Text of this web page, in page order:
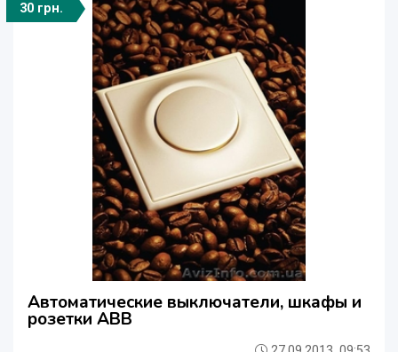
30 грн.
Автоматические выключатели, шкафы и
розетки ABB